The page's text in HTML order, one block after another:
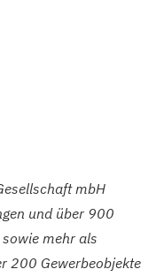
mbH
und über 900
mehr als
200 Gewerbeobjekte